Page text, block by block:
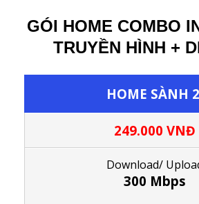
GÓI HOME COMBO
TRUYỀN HÌNH +
HOME SÀNH 2
249.000 VNĐ
Download/
300 Mbps